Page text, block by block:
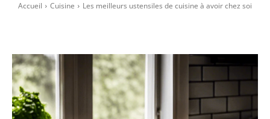
Accueil Cuisine Les meilleurs ustensiles de cuisine à avoir chez soi